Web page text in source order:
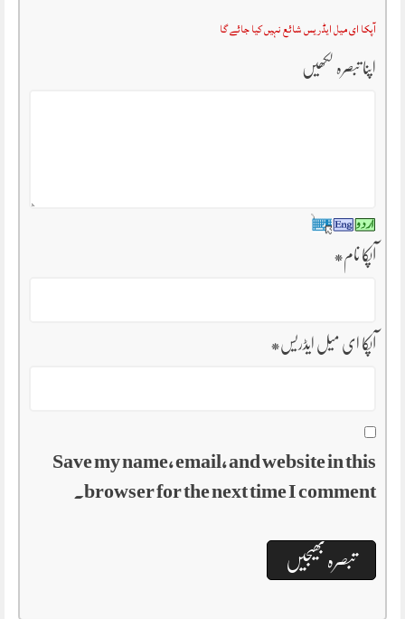
آپکا ای میل ایڈریس شائع نہیں کیا جائے گا
اپنا تبصرہ لکھیں
آپکا نام*
آپکا ای میل ایڈریس*
Save my name, email, and website in this
browser for the next time I comment.